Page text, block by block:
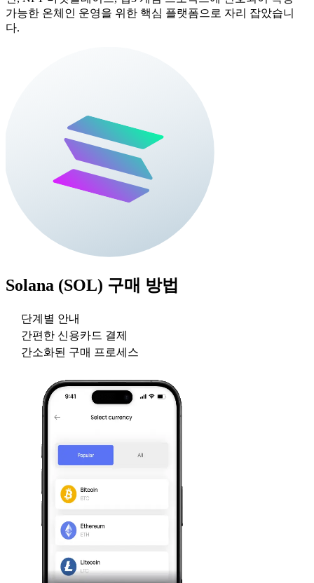
가능한 온체인 운영을 위한 핵심 플랫폼으로 자리 잡았습니
다.
Solana (SOL) 구매 방법
단계별 안내
간편한 신용카드 결제
간소화된 구매 프로세스